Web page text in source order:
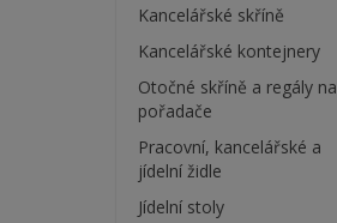
Kancelářské skříně
Kancelářské kontejnery
Otočné skříně a regály na
pořadače
Pracovní, kancelářské a
jídelní židle
Jídelní stoly